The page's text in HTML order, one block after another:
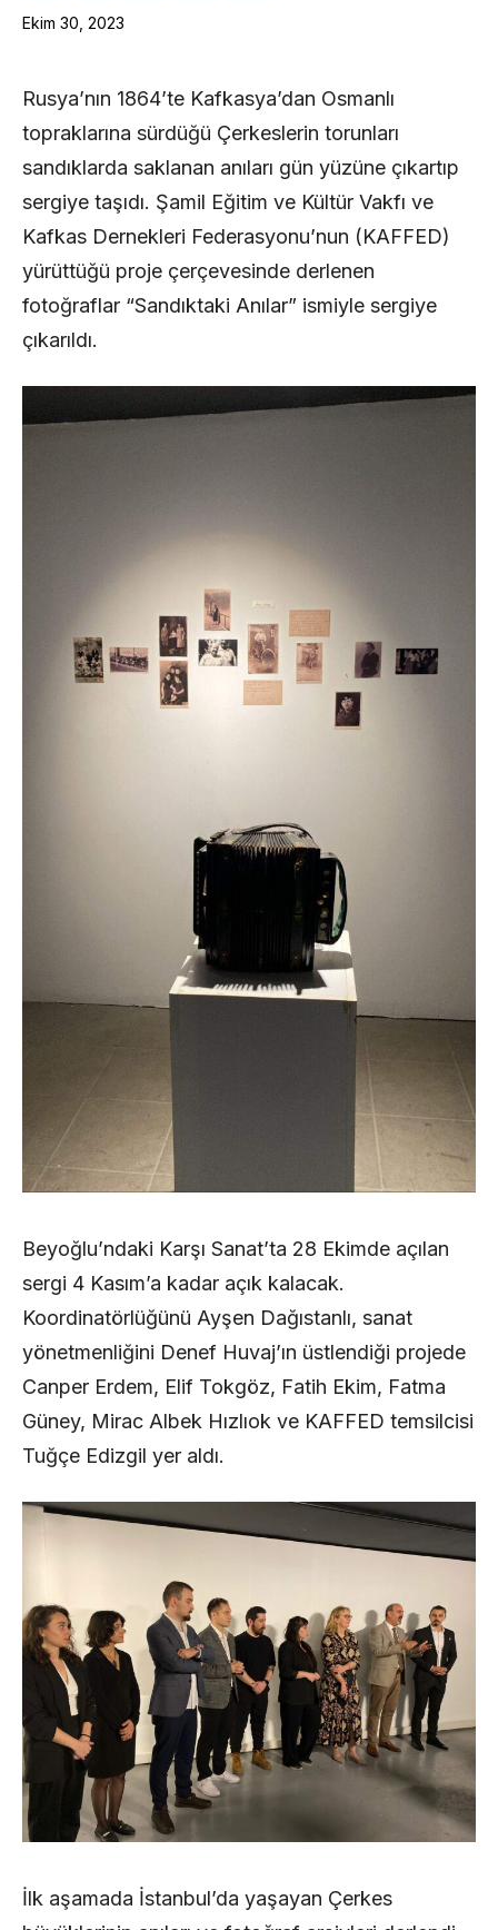
Ekim 30, 2023
Rusya’nın 1864’te Kafkasya’dan Osmanlı
topraklarına sürdüğü Çerkeslerin torunları
sandıklarda saklanan anıları gün yüzüne çıkartıp
sergiye taşıdı. Şamil Eğitim ve Kültür Vakfı ve
Kafkas Dernekleri Federasyonu’nun (KAFFED)
yürüttüğü proje çerçevesinde derlenen
fotoğraflar “Sandıktaki Anılar” ismiyle sergiye
çıkarıldı.
Beyoğlu’ndaki Karşı Sanat’ta 28 Ekimde açılan
sergi 4 Kasım’a kadar açık kalacak.
Koordinatörlüğünü Ayşen Dağıstanlı, sanat
yönetmenliğini Denef Huvaj’ın üstlendiği projede
Canper Erdem, Elif Tokgöz, Fatih Ekim, Fatma
Güney, Mirac Albek Hızlıok ve KAFFED temsilcisi
Tuğçe Edizgil yer aldı.
İlk aşamada İstanbul’da yaşayan Çerkes